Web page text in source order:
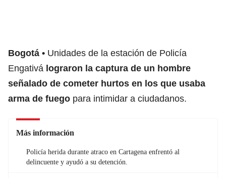
Bogotá Unidades de la estación de Policía
Engativá lograron la captura de un hombre
señalado de cometer hurtos en los que usaba
arma de fuego para intimidar a ciudadanos.
Más información
Policía herida durante atraco en Cartagena enfrentó al
delincuente y ayudó a su detención.